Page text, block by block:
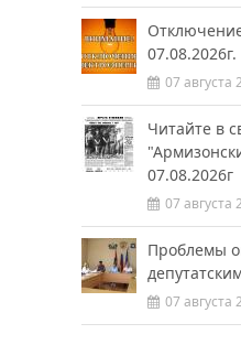
07.08.2026г.
07 августа
Читайте в
07.08.2026г
07 августа
Проблемы
07 августа